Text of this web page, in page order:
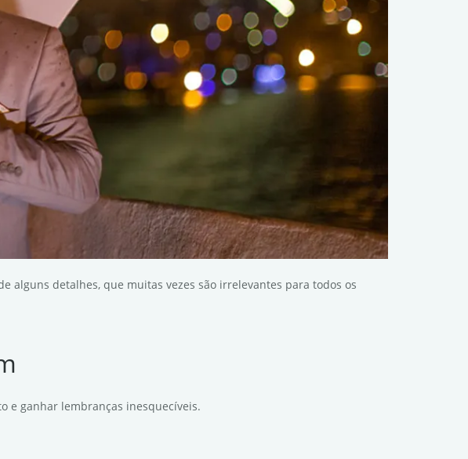
alguns detalhes, que muitas vezes são irrelevantes para todos os
e ganhar lembranças inesquecíveis.